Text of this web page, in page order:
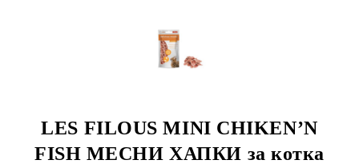
LES FILOUS MINI CHIKEN’N
FISH МЕСНИ ХАПКИ за котка